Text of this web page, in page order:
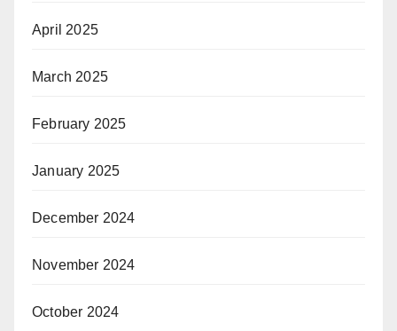
April 2025
March 2025
February 2025
January 2025
December 2024
November 2024
October 2024